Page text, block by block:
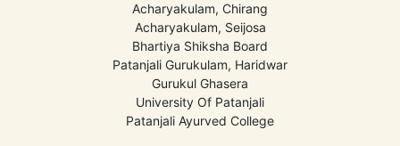
Acharyakulam, Chirang
Acharyakulam, Seijosa
Bhartiya Shiksha Board
Patanjali Gurukulam, Haridwar
Gurukul Ghasera
University Of Patanjali
Patanjali Ayurved College